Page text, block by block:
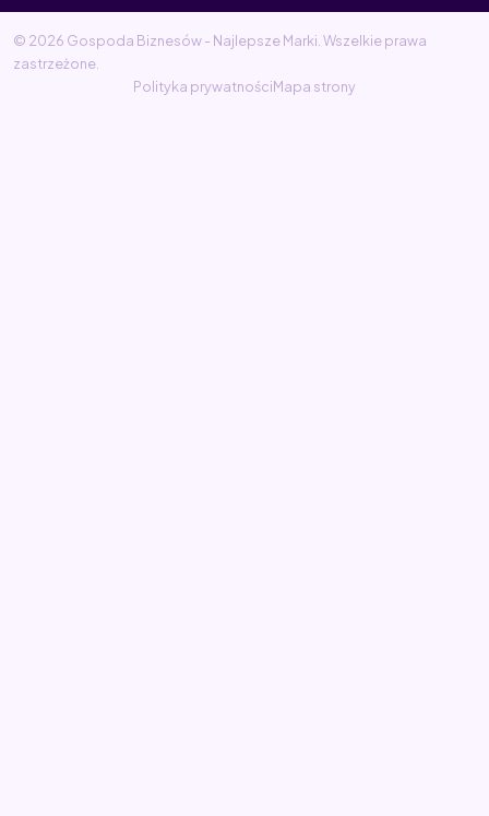
© 2026 Gospoda Biznesów - Najlepsze Marki. Wszelkie prawa
zastrzeżone.
Polityka prywatnościMapa strony